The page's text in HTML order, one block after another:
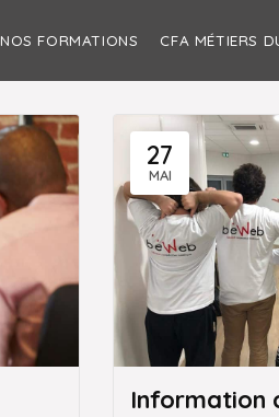
NOS FORMATIONS CFA MÉTIERS
27
MAI
Information